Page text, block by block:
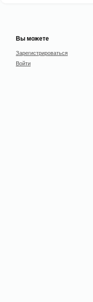
Вы можете
Зарегистрироваться
Войти